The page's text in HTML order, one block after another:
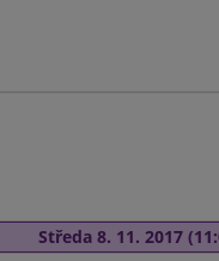
Středa 8. 11. 2017